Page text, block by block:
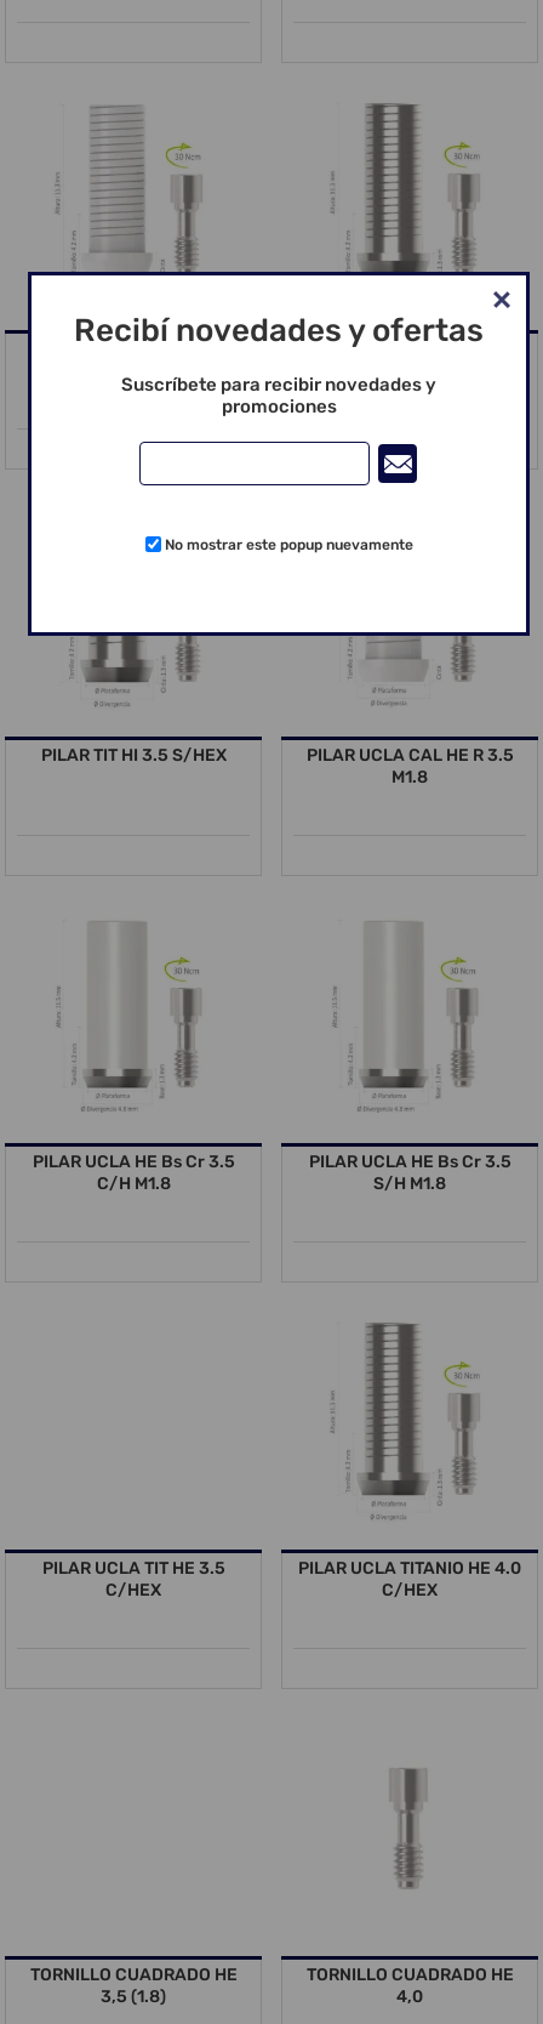
PILAR CAL HE 5.0 C/HEX PILAR TIT HE 4.0 S/HEX
PILAR TIT HI 3.5 S/HEX
PILAR UCLA CAL HE R 3.5
M1.8
PILAR UCLA HE Bs Cr 3.5
C/H M1.8
PILAR UCLA HE Bs Cr 3.5
S/H M1.8
PILAR UCLA TIT HE 3.5
C/HEX
PILAR UCLA TITANIO HE 4.0
C/HEX
TORNILLO CUADRADO HE
3,5 (1.8)
TORNILLO CUADRADO HE
4,0
Recibí novedades y ofertas
Suscríbete para recibir novedades y
promociones
No mostrar este popup nuevamente